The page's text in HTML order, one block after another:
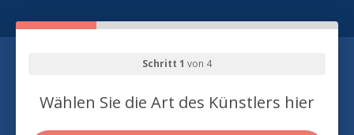
Schritt 1 von 4
Wählen Sie die Art des Künstlers hier